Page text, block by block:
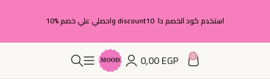
استخدم كود الخصم دا discount10 واحصلي علي خصم %10
0
0,00EGP